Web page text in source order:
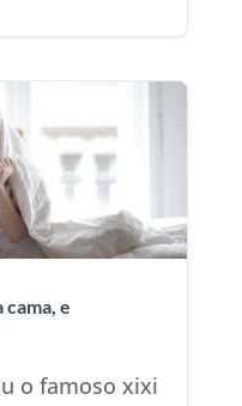
e
o famoso xixi